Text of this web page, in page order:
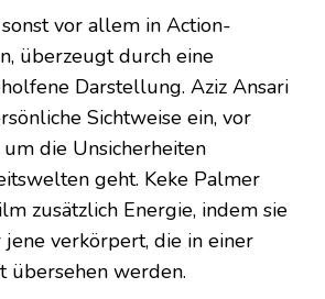
sonst vor allem in Action-
überzeugt durch eine
Darstellung. Aziz Ansari
Sichtweise ein, vor
die Unsicherheiten
geht. Keke Palmer
zusätzlich Energie, indem sie
verkörpert, die in einer
übersehen werden.